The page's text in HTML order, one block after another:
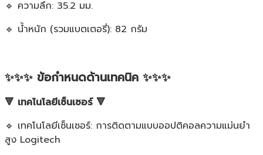
🔹 ความลึก: 35.2 มม.
🔹 น้ำหนัก (รวมแบตเตอรี่): 82 กรัม
✨✨✨ ข้อกำหนดด้านเทคนิค ✨✨✨
🔻 เทคโนโลยีเซ็นเซอร์ 🔻
🔹 เทคโนโลยีเซ็นเซอร์: การติดตามแบบออปติคอลความแม่นยำ
สูง Logitech